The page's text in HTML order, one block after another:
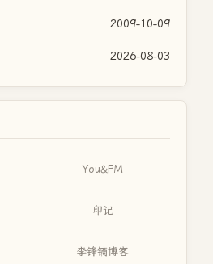
2009-10-09
2026-08-03
You&FM
印记
李锋镝博客